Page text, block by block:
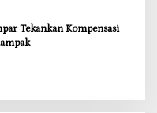
Tekankan Kompensasi